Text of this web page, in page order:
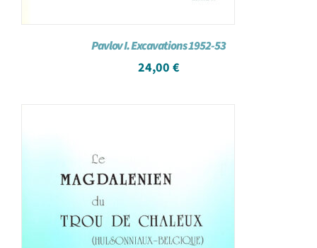
Pavlov I. Excavations 1952-53
24,00 €